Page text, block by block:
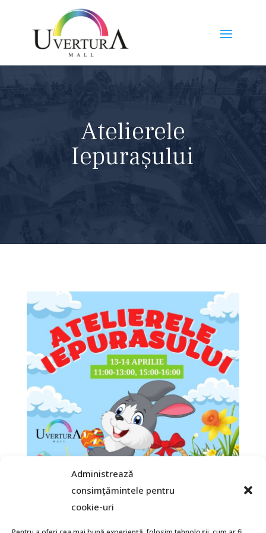
Administrează
consimțămintele pentru
cookie-uri
Atelierele
Iepurașului